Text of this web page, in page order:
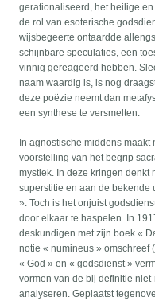
gerationaliseerd, het heilige
de rol van esoterische
wijsbegeerte ontaardde
schijnbare speculaties, een
vinnig gereageerd hebben.
naam waardig is, is nog
deze poëzie neemt dan
een synthese te versmelten.
In agnostische middens
voorstelling van het begrip
mystiek. In deze kringen denkt
superstitie en aan de bekende
». Toch is het onjuist
door elkaar te haspelen. In
deskundigen met zijn boek «
notie « numineus » omschreef
« God » en « godsdienst »
vormen van de bij definitie
analyseren. Geplaatst